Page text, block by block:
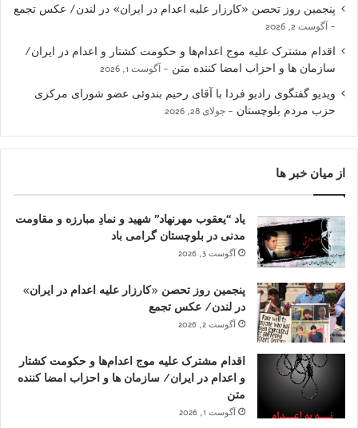
پنجمین روز تحصن «کارزار علیه اعدام در ایران» در لندن/ عکس تجمع
آگوست 2, 2026
اقدام مشترک علیه موج اعدام‌ها و حکومت کشتار و اعدام در ایران/
سازمان ها و احزاب امضا کننده متن
آگوست 1, 2026
ویدیو گفتگوی رادیو فردا با آقای رحیم بندوئی عضو شورای مرکزی
حزب مردم بلوچستان
جولای 28, 2026
از میان خبر ها
یاد “یعقوب مهرنهاد” شهید و نمادِ مبارزه و مقاومت
مدنی در بلوچستان گرامی باد
آگوست 3, 2026
پنجمین روز تحصن «کارزار علیه اعدام در ایران»
در لندن/ عکس تجمع
آگوست 2, 2026
اقدام مشترک علیه موج اعدام‌ها و حکومت کشتار
و اعدام در ایران/ سازمان ها و احزاب امضا کننده
متن
آگوست 1, 2026